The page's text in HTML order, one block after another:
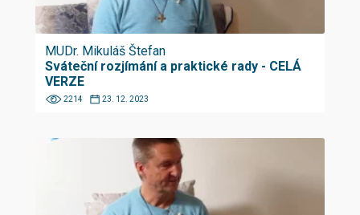
MUDr. Mikuláš Štefan
Sváteční rozjímání a praktické rady - CELÁ
VERZE
2214 23. 12. 2023